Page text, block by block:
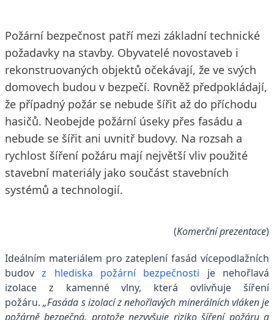
Požární bezpečnost patří mezi základní technické
požadavky na stavby. Obyvatelé novostaveb i
rekonstruovaných objektů očekávají, že ve svých
domovech budou v bezpečí. Rovněž předpokládají,
že případný požár se nebude šířit až do příchodu
hasičů. Neobejde požární úseky přes fasádu a
nebude se šířit ani uvnitř budovy. Na rozsah a
rychlost šíření požáru mají největší vliv použité
stavební materiály jako součást stavebních
systémů a technologií.
(Komerční prezentace)
Ideálním materiálem pro zateplení fasád vícepodlažních
budovz hlediska požární bezpečnosti je nehořlavá
izolace z kamenné vlny, která ovlivňuje šíření
požáru.„Fasáda s izolací z nehořlavých minerálních vláken je
požárně bezpečná, protože nezvyšuje riziko šíření požáru a